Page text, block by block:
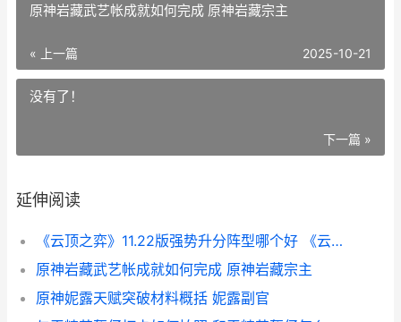
原神岩藏武艺帐成就如何完成 原神岩藏宗主
« 上一篇 2025-10-21
没有了！
下一篇 »
延伸阅读
《云顶之弈》11.22版强势升分阵型哪个好 《云顶之弈》双城之战2赛季上线时间
原神岩藏武艺帐成就如何完成 原神岩藏宗主
原神妮露天赋突破材料概括 妮露副官